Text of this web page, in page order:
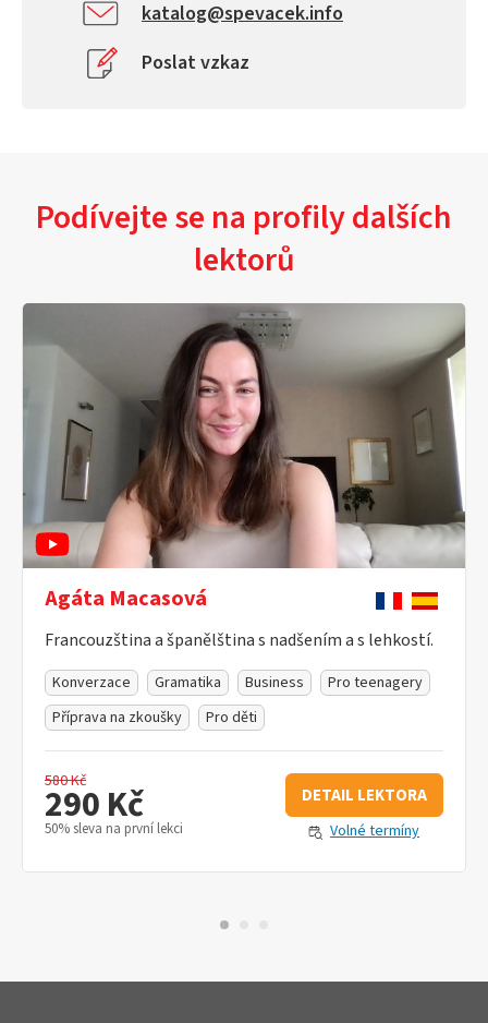
katalog@spevacek.info
Poslat vzkaz
Podívejte se na profily dalších
lektorů
Agáta Macasová
Francouzština a španělština s nadšením a s lehkostí.
Konverzace Gramatika Business
Pro teenagery
Příprava na zkoušky
Pro děti
580 Kč
290 Kč
50% sleva na první lekci
DETAIL LEKTORA
Volné termíny